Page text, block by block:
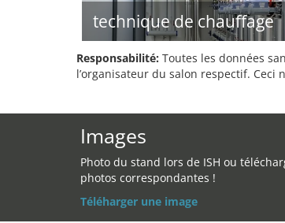
technique de chauffage
Responsabilité: Toutes les données
l’organisateur du salon respectif. Ceci
Images
Photo du stand lors de ISH ou
photos correspondantes !
Téléharger une image